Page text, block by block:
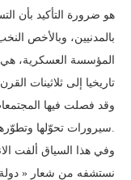
هو ضرورة التأكيد بأن
بالمدنيين، وبالأخص
المؤسسة العسكرية، هي
تاريخيا إلى ثلاثينات
وقد فصلت فيها
سيرورات تحوّلها وتطوّرها المجتمعي والسياسي والمؤسساتي.
وفي هذا السياق ألفت
نستشفه من شعار «